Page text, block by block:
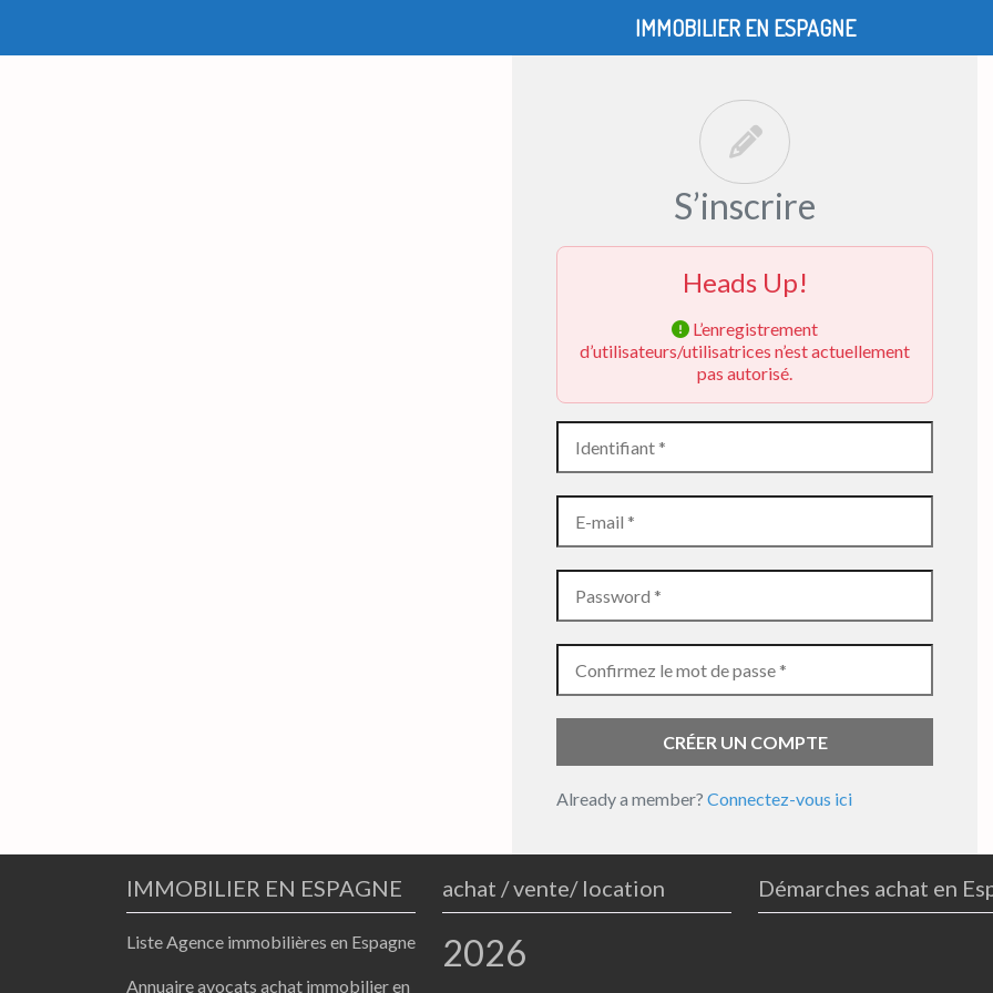
S’inscrire
Heads Up!
L’enregistrement
d’utilisateurs/utilisatrices n’est actuellement
pas autorisé.
Already a member? Connectez-vous ici
IMMOBILIER EN ESPAGNE
Liste Agence immobilières en Espagne
Annuaire avocats achat immobilier en
achat / vente/ location
2026
Démarches achat en
IMMOBILIER EN ESPAGNE